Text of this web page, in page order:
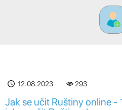
12.08.2023 293
Jak se učit Ruštiny online